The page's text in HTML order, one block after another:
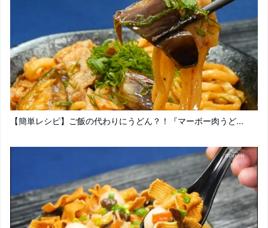
【簡単レシピ】ご飯の代わりにうどん？！『マーボー肉うど...